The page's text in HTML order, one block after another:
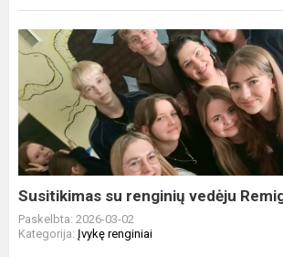
Susitikimas
su
renginių
vedėju
Remigijumi
Žiogu
Susitikimas su renginių vedėju
Paskelbta: 2026-03-02
Kategorija: Įvykę renginiai